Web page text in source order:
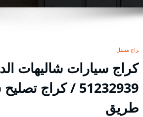
كراج متنقل
كراج سيارات شاليهات
51232939‬ / كراج
طريق